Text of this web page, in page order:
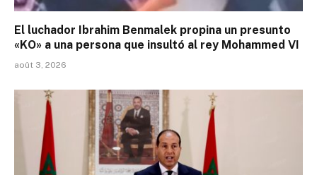
El luchador Ibrahim Benmalek propina un presunto
«KO» a una persona que insultó al rey Mohammed VI
août 3, 2026